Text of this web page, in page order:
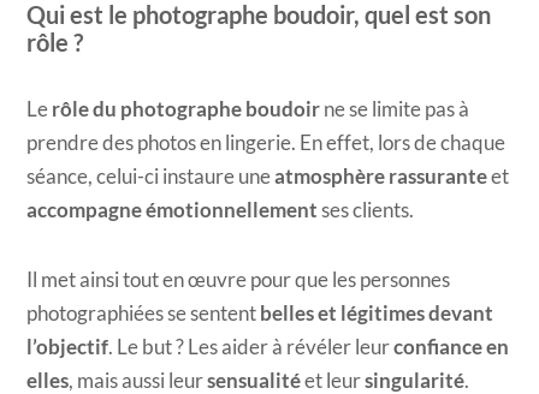
Qui est le photographe boudoir, quel est son
rôle ?
Le rôle du photographe boudoir ne se limite pas à
prendre des photos en lingerie. En effet, lors de chaque
séance, celui-ci instaure uneatmosphère rassuranteet
accompagne émotionnellement ses clients.
Il met ainsi tout en œuvre pour que les personnes
photographiées se sentent belles et légitimes devant
l’objectif. Le but ? Les aider à révéler leurconfiance en
elles, mais aussi leursensualitéet leursingularité.